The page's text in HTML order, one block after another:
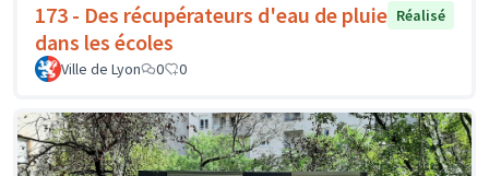
173 - Des récupérateurs d'eau de pluie
dans les écoles
Réalisé
Ville de Lyon 0 0